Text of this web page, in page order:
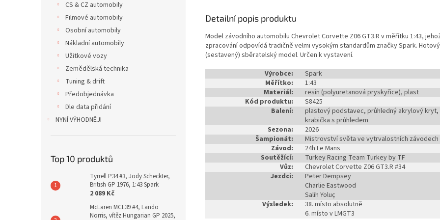
CS & CZ automobily
Filmové automobily
Osobní automobily
Nákladní automobily
Užitkové vozy
Zemědělská technika
Tuning & drift
Předobjednávka
Dle data přidání
NYNÍ VÝHODNĚJI
Top 10 produktů
Tyrrell P34 #3, Jody Scheckter,
British GP 1976, 1:43 Spark
2 089 Kč
McLaren MCL39 #4, Lando
Norris, vítěz Hungarian GP 2025,
Detailní popis produktu
Model závodního automobilu Chevrolet Corvette Z06 GT3.R v měřítku 1:43,
zpracování odpovídá tradičně velmi vysokým standardům značky Spark. Hotový
(sestavený) sběratelský model. Určen k vystavení.
Výrobce:
Spark
Měřítko:
1:43
Materiál:
resin (polyuretanová pryskyřice), plast
Kód produktu:
S8425
Balení:
plastový podstavec, průhledný akrylový
krabička s průhledem
Sezona:
2026
Šampionát:
Mistrovství světa ve vytrvalostních závodech
Závod:
24h Le Mans
Soutěžící:
Turkey Racing Team Turkey by TF
Vůz:
Chevrolet Corvette Z06 GT3.R #34
Jezdci:
Peter Dempsey
Charlie Eastwood
Salih Yoluç
Výsledek:
38. místo absolutně
6. místo v LMGT3